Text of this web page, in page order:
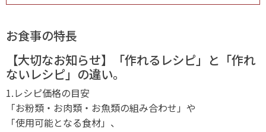
お食事の特長
【大切なお知らせ】「作れるレシピ」と「作れ
ないレシピ」の違い。
1.レシピ価格の目安
「お粉類・お肉類・お魚類の組み合わせ」や
「使用可能となる食材」、